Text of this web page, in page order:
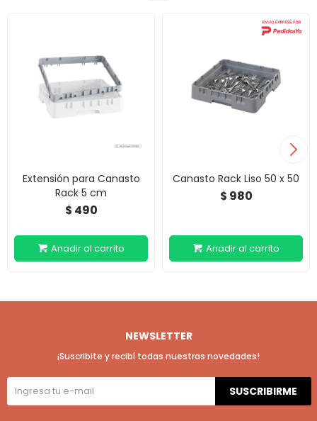
Extensión para Canasto
Rack 5 cm
$ 490
Canasto Rack Liso 50 x 50
$ 980
NEWSLETTER
¡Suscribite y recibí todas nuestras novedades!
SUSCRIBIRME